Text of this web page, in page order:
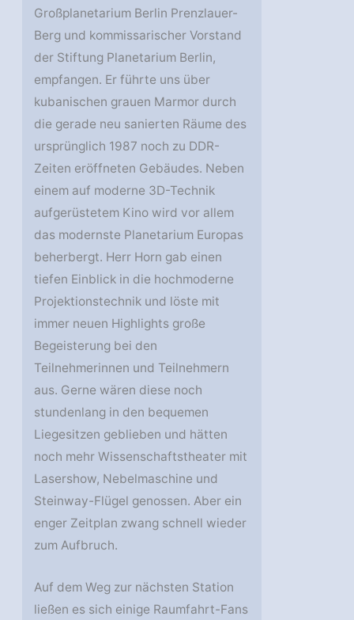
Großplanetarium Berlin Prenzlauer-
Berg und kommissarischer Vorstand
der Stiftung Planetarium Berlin,
empfangen. Er führte uns über
kubanischen grauen Marmor durch
die gerade neu sanierten Räume des
ursprünglich 1987 noch zu DDR-
Zeiten eröffneten Gebäudes. Neben
einem auf moderne 3D-Technik
aufgerüstetem Kino wird vor allem
das modernste Planetarium Europas
beherbergt. Herr Horn gab einen
tiefen Einblick in die hochmoderne
Projektionstechnik und löste mit
immer neuen Highlights große
Begeisterung bei den
Teilnehmerinnen und Teilnehmern
aus. Gerne wären diese noch
stundenlang in den bequemen
Liegesitzen geblieben und hätten
noch mehr Wissenschaftstheater mit
Lasershow, Nebelmaschine und
Steinway-Flügel genossen. Aber ein
enger Zeitplan zwang schnell wieder
zum Aufbruch.
Auf dem Weg zur nächsten Station
ließen es sich einige Raumfahrt-Fans